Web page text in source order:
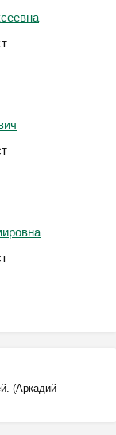
(Аркадий